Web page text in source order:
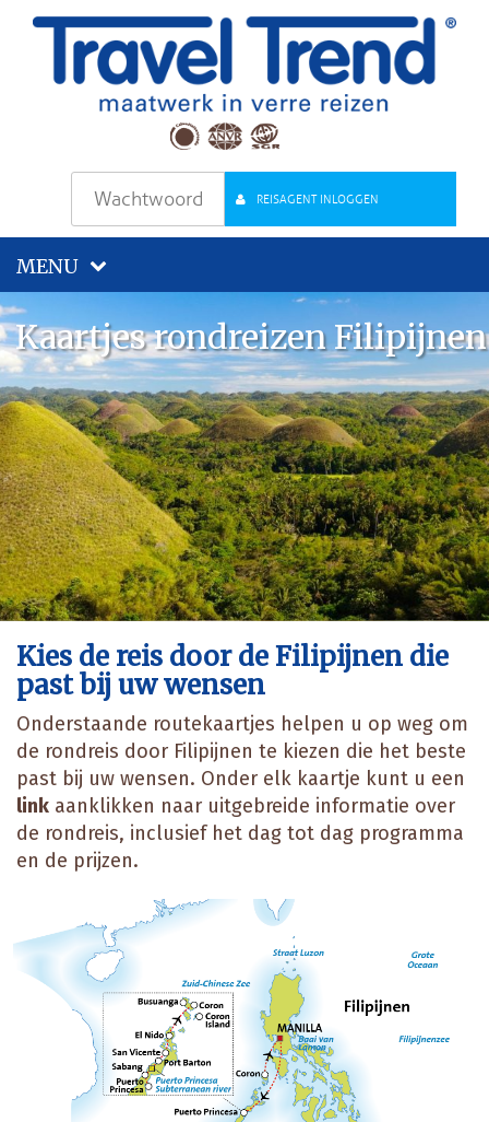
REISAGENT INLOGGEN
MENU
Kaartjes rondreizen Filipijnen
Kies de reis door de Filipijnen die
past bij uw wensen
Onderstaande routekaartjes helpen u op weg om
de rondreis door Filipijnen te kiezen die het beste
past bij uw wensen. Onder elk kaartje kunt u een
link aanklikken naar uitgebreide informatie over
de rondreis, inclusief het dag tot dag programma
en de prijzen.